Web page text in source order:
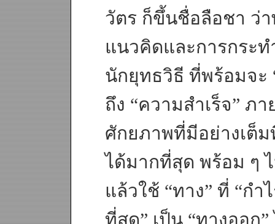
วัตร ก็ขึ้นชื่อลือชา ว่
แนวคิดและการกระท
นักยุทธวิธี ที่พร้อมจะ
ถึง “ความสำเร็จ” ภ
ศักยภาพที่มีอย่างเต็
ได้มากที่สุด พร้อม ๆ
แล้วใช้ “ทาง” ที่ “กำ
ที่สุด” เป็น “ทางออก